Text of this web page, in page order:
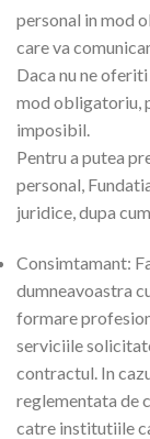
personal in mod
care va
Daca nu ne
mod obligatoriu,
imposibil.
Pentru a putea
personal,
juridice, dupa
Consimtamant:
dumneavoastra
formare
serviciile
contractul. In
reglementata de
catre institutiile